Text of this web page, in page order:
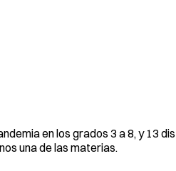
en los grados 3 a 8, y 13
una de las materias.